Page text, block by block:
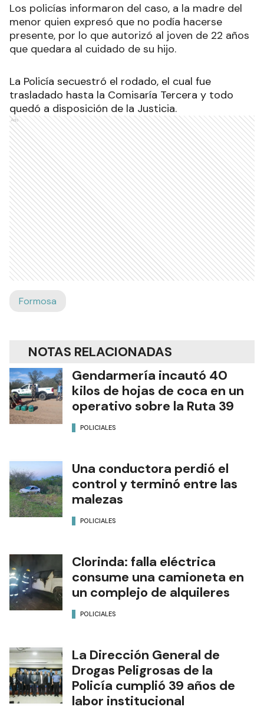
Los policías informaron del caso, a la madre del
menor quien expresó que no podía hacerse
presente, por lo que autorizó al joven de 22 años
que quedara al cuidado de su hijo.
La Policía secuestró el rodado, el cual fue
trasladado hasta la Comisaría Tercera y todo
quedó a disposición de la Justicia.
Ads
Formosa
NOTAS RELACIONADAS
Gendarmería incautó 40
kilos de hojas de coca en un
operativo sobre la Ruta 39
POLICIALES
Una conductora perdió el
control y terminó entre las
malezas
POLICIALES
Clorinda: falla eléctrica
consume una camioneta en
un complejo de alquileres
POLICIALES
La Dirección General de
Drogas Peligrosas de la
Policía cumplió 39 años de
labor institucional